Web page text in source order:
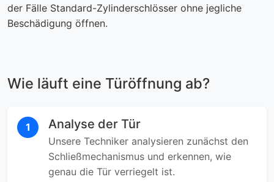
der Fälle Standard-Zylinderschlösser ohne jegliche
Beschädigung öffnen.
Wie läuft eine Türöffnung ab?
1 Analyse der Tür
Unsere Techniker analysieren zunächst den
Schließmechanismus und erkennen, wie
genau die Tür verriegelt ist.